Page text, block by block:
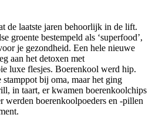
de laatste jaren behoorlijk in de lift.
groente bestempeld als ‘superfood’,
je gezondheid. Een hele nieuwe
aan het detoxen met
luxe flesjes. Boerenkool werd hip.
bij oma, maar het ging
in taart, er kwamen boerenkoolchips
werden boerenkoolpoeders en -pillen